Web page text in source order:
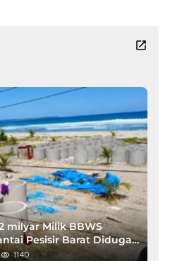
milyar Milik BBWS
Pesisir Barat Diduga
1140